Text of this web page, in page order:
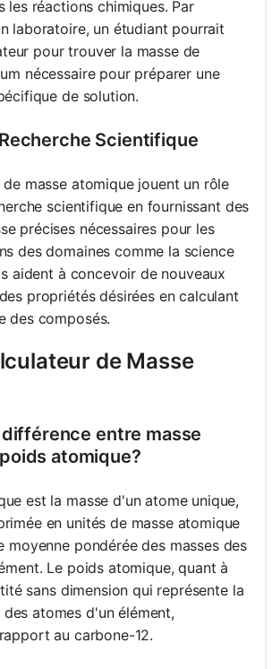
les réactions chimiques. Par
laboratoire, un étudiant pourrait
pour trouver la masse de
nécessaire pour préparer une
de solution.
Scientifique
masse atomique jouent un rôle
scientifique en fournissant des
précises nécessaires pour les
des domaines comme la science
aident à concevoir de nouveaux
propriétés désirées en calculant
des composés.
de Masse
entre masse
atomique?
est la masse d'un atome unique,
en unités de masse atomique
moyenne pondérée des masses des
Le poids atomique, quant à
sans dimension qui représente la
des atomes d'un élément,
au carbone-12.